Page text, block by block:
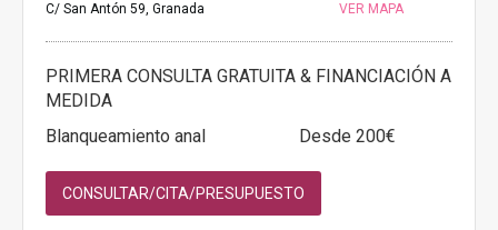
C/ San Antón 59, Granada VER MAPA
PRIMERA CONSULTA GRATUITA & FINANCIACIÓN A
MEDIDA
Blanqueamiento anal
Desde 200€
CONSULTAR/CITA/PRESUPUESTO